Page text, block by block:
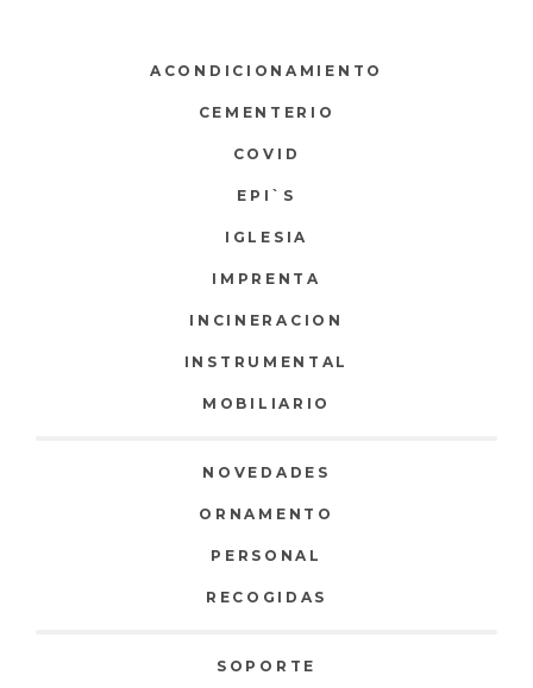
ACONDICIONAMIENTO
CEMENTERIO
COVID
EPI`S
IGLESIA
IMPRENTA
INCINERACION
INSTRUMENTAL
MOBILIARIO
NOVEDADES
ORNAMENTO
PERSONAL
RECOGIDAS
SOPORTE